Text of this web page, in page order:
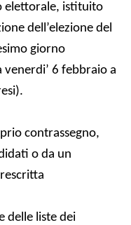
elettorale, istituito
dell’elezione del
giorno
venerdi’ 6 febbraio a
contrassegno,
o da un
delle liste dei